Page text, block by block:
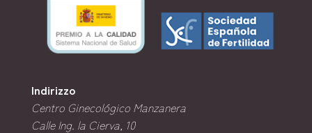
Indirizzo
Centro Ginecológico Manzanera
Calle Ing. la Cierva, 10